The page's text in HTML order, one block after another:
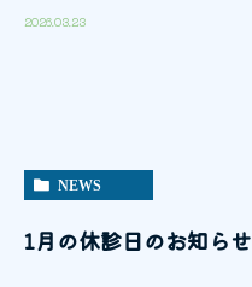
2026.03.23
NEWS
1月の休診日のお知らせ